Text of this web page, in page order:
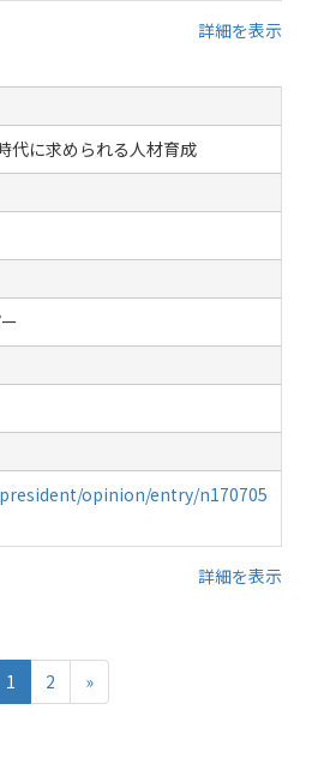
詳細を表示
代に求められる人材育成
opinion/entry/n170705
詳細を表示
1 2 »